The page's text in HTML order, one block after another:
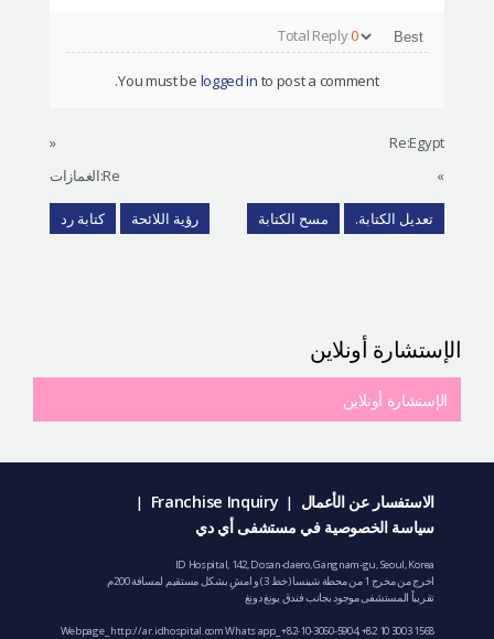
Total Reply0
You must be logged in to post a comment.
«
Re:Egypt
Re:الغمازات
»
رؤية اللائحة كتابة رد تعديل الكتابة. مسح الكتابة
الإستشارة أونلاين
الإستشارة أونلاين
الاستفسار عن الأعمال Franchise Inquiry
سياسة الخصوصية في مستشفى أي دي
ID Hospital, 142, Dosan-daero, Gangnam-gu, Seoul, Korea
اخرج من مخرج 1 من محطة شينسا (خط 3) و امشِ بشكل مستقيم لمسافة 200م
تقريباً المستشفى موجود بجانب فندق يونغ دونغ
Webpage_ http://ar.idhospital.com Whats app_+82-10-3060-5904,+82 10 3003 1568